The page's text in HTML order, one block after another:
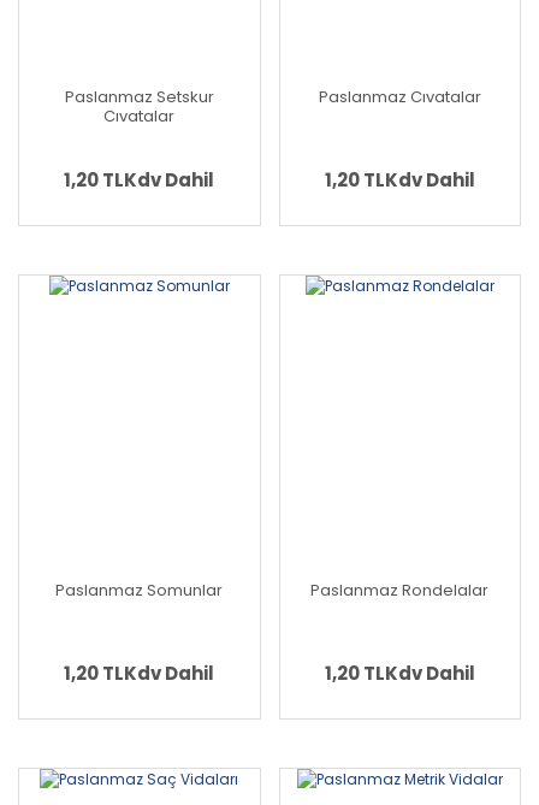
Paslanmaz Setskur
Cıvatalar
1,20 TLKdv Dahil
Paslanmaz Cıvatalar
1,20 TLKdv Dahil
Paslanmaz Somunlar
1,20 TLKdv Dahil
Paslanmaz Rondelalar
1,20 TLKdv Dahil